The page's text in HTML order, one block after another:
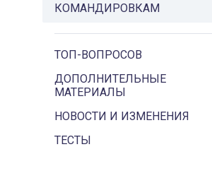
КОМАНДИРОВКАМ
ТОП-ВОПРОСОВ
ДОПОЛНИТЕЛЬНЫЕ
МАТЕРИАЛЫ
НОВОСТИ И ИЗМЕНЕНИЯ
ТЕСТЫ